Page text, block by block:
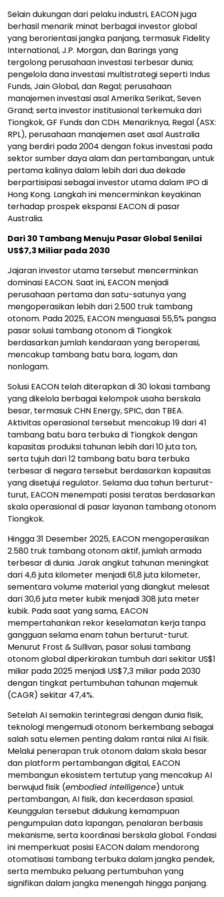
Selain dukungan dari pelaku industri, EACON juga
berhasil menarik minat berbagai investor global
yang berorientasi jangka panjang, termasuk Fidelity
International, J.P. Morgan, dan Barings yang
tergolong perusahaan investasi terbesar dunia;
pengelola dana investasi multistrategi seperti Indus
Funds, Jain Global, dan Regal; perusahaan
manajemen investasi asal Amerika Serikat, Seven
Grand; serta investor institusional terkemuka dari
Tiongkok, GF Funds dan CDH. Menariknya, Regal (ASX:
RPL), perusahaan manajemen aset asal Australia
yang berdiri pada 2004 dengan fokus investasi pada
sektor sumber daya alam dan pertambangan, untuk
pertama kalinya dalam lebih dari dua dekade
berpartisipasi sebagai investor utama dalam IPO di
Hong Kong. Langkah ini mencerminkan keyakinan
terhadap prospek ekspansi EACON di pasar
Australia.
Dari 30 Tambang Menuju Pasar Global Senilai
US$7,3 Miliar pada 2030
Jajaran investor utama tersebut mencerminkan
dominasi EACON. Saat ini, EACON menjadi
perusahaan pertama dan satu-satunya yang
mengoperasikan lebih dari 2.500 truk tambang
otonom. Pada 2025, EACON menguasai 55,5% pangsa
pasar solusi tambang otonom di Tiongkok
berdasarkan jumlah kendaraan yang beroperasi,
mencakup tambang batu bara, logam, dan
nonlogam.
Solusi EACON telah diterapkan di 30 lokasi tambang
yang dikelola berbagai kelompok usaha berskala
besar, termasuk CHN Energy, SPIC, dan TBEA.
Aktivitas operasional tersebut mencakup 19 dari 41
tambang batu bara terbuka di Tiongkok dengan
kapasitas produksi tahunan lebih dari 10 juta ton,
serta tujuh dari 12 tambang batu bara terbuka
terbesar di negara tersebut berdasarkan kapasitas
yang disetujui regulator. Selama dua tahun berturut-
turut, EACON menempati posisi teratas berdasarkan
skala operasional di pasar layanan tambang otonom
Tiongkok.
Hingga 31 Desember 2025, EACON mengoperasikan
2.580 truk tambang otonom aktif, jumlah armada
terbesar di dunia. Jarak angkut tahunan meningkat
dari 4,6 juta kilometer menjadi 61,8 juta kilometer,
sementara volume material yang diangkut melesat
dari 30,6 juta meter kubik menjadi 308 juta meter
kubik. Pada saat yang sama, EACON
mempertahankan rekor keselamatan kerja tanpa
gangguan selama enam tahun berturut-turut.
Menurut Frost & Sullivan, pasar solusi tambang
otonom global diperkirakan tumbuh dari sekitar US$1
miliar pada 2025 menjadi US$7,3 miliar pada 2030
dengan tingkat pertumbuhan tahunan majemuk
(CAGR) sekitar 47,4%.
Setelah AI semakin terintegrasi dengan dunia fisik,
teknologi mengemudi otonom berkembang sebagai
salah satu elemen penting dalam rantai nilai AI fisik.
Melalui penerapan truk otonom dalam skala besar
dan platform pertambangan digital, EACON
membangun ekosistem tertutup yang mencakup AI
berwujud fisik (embodied intelligence) untuk
pertambangan, AI fisik, dan kecerdasan spasial.
Keunggulan tersebut didukung kemampuan
pengumpulan data lapangan, penalaran berbasis
mekanisme, serta koordinasi berskala global. Fondasi
ini memperkuat posisi EACON dalam mendorong
otomatisasi tambang terbuka dalam jangka pendek,
serta membuka peluang pertumbuhan yang
signifikan dalam jangka menengah hingga panjang.